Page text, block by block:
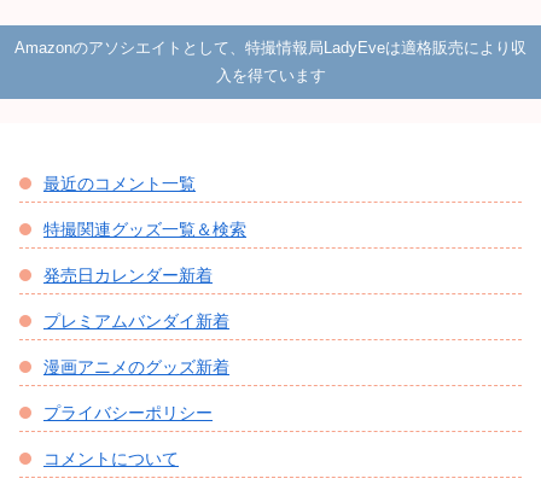
Amazonのアソシエイトとして、特撮情報局LadyEveは適格販売により収
入を得ています
最近のコメント一覧
特撮関連グッズ一覧＆検索
発売日カレンダー新着
プレミアムバンダイ新着
漫画アニメのグッズ新着
プライバシーポリシー
コメントについて